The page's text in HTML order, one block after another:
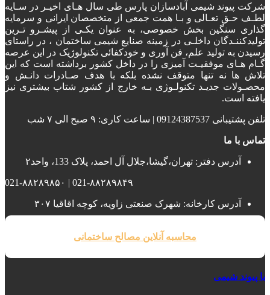
شرکت پیوند شیمی آبادسازان پارس طی سال هـای اخیـر در سـایه
لطـف حـق تعـالی و بـا همت جمعی از متخصصان ایرانی و سرمایه
گذاری سنگین بخش خصوصی، به عنوان یکـی از پیشـرو تـرین
تولیدکننـدگان داخلـی در زمینه صنایع شیمی ساختمان ، در راستای
رسیدن به تولید علم، فن آوری و خودکفائی تکنولوژیک در این عرصه
گـام هـای موفقیـت آمیزی را در داخل کشور برداشته است که این
تلاش ها نه تنها متوقف نشده بلکه با هدف صـادرات دانـش و
محصـولات جدیـد تکنولـوژی بـه خارج از کشور شتاب بیشتری نیز
یافته است.
تلفن پشتیبانی 09124387537 | ساعت کاری: ۹ صبح الی ۷ شب
تماس با ما
آدرس دفتر: تهران،گیشا،جلال آل احمد، پلاک 133، واحد۲
021-۸۸۲۸۹۸۴۹ | 021-۸۸۲۸۹۸۵۰
آدرس کارخانه: شهرک صنعتی زاویه، کوچه اقاقیا ۳۰۷
محاسبه آنلاین مصالح ساختمانی
با پیوند شیمی